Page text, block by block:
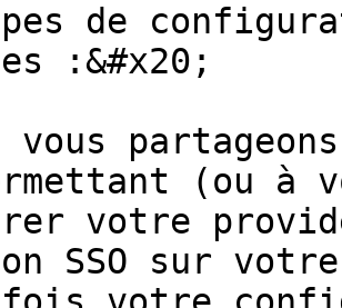
de
:&#x20;
vous
(ou à
votre
SSO sur